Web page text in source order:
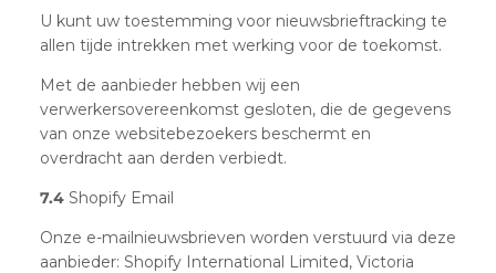
U kunt uw toestemming voor nieuwsbrieftracking te
allen tijde intrekken met werking voor de toekomst.
Met de aanbieder hebben wij een
verwerkersovereenkomst gesloten, die de gegevens
van onze websitebezoekers beschermt en
overdracht aan derden verbiedt.
7.4 Shopify Email
Onze e-mailnieuwsbrieven worden verstuurd via deze
aanbieder: Shopify International Limited, Victoria